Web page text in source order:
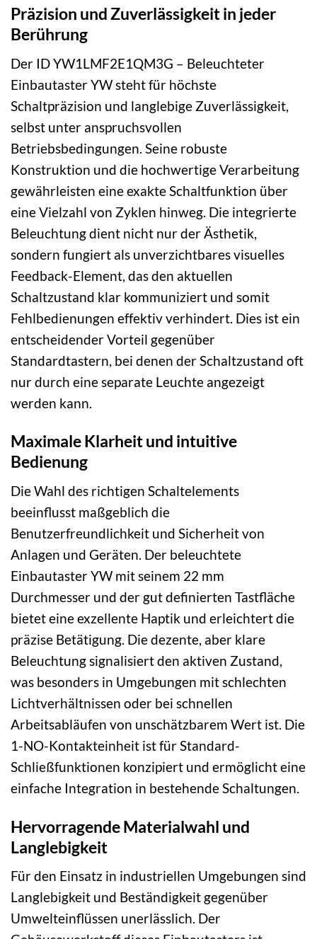
Präzision und Zuverlässigkeit in jeder
Berührung
Der ID YW1LMF2E1QM3G – Beleuchteter
Einbautaster YW steht für höchste
Schaltpräzision und langlebige Zuverlässigkeit,
selbst unter anspruchsvollen
Betriebsbedingungen. Seine robuste
Konstruktion und die hochwertige Verarbeitung
gewährleisten eine exakte Schaltfunktion über
eine Vielzahl von Zyklen hinweg. Die integrierte
Beleuchtung dient nicht nur der Ästhetik,
sondern fungiert als unverzichtbares visuelles
Feedback-Element, das den aktuellen
Schaltzustand klar kommuniziert und somit
Fehlbedienungen effektiv verhindert. Dies ist ein
entscheidender Vorteil gegenüber
Standardtastern, bei denen der Schaltzustand oft
nur durch eine separate Leuchte angezeigt
werden kann.
Maximale Klarheit und intuitive
Bedienung
Die Wahl des richtigen Schaltelements
beeinflusst maßgeblich die
Benutzerfreundlichkeit und Sicherheit von
Anlagen und Geräten. Der beleuchtete
Einbautaster YW mit seinem 22 mm
Durchmesser und der gut definierten Tastfläche
bietet eine exzellente Haptik und erleichtert die
präzise Betätigung. Die dezente, aber klare
Beleuchtung signalisiert den aktiven Zustand,
was besonders in Umgebungen mit schlechten
Lichtverhältnissen oder bei schnellen
Arbeitsabläufen von unschätzbarem Wert ist. Die
1-NO-Kontakteinheit ist für Standard-
Schließfunktionen konzipiert und ermöglicht eine
einfache Integration in bestehende Schaltungen.
Hervorragende Materialwahl und
Langlebigkeit
Für den Einsatz in industriellen Umgebungen sind
Langlebigkeit und Beständigkeit gegenüber
Umwelteinflüssen unerlässlich. Der